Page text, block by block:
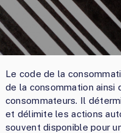
Le code de la
de la consommation ainsi
consommateurs. Il
et délimite les actions
souvent disponible pour